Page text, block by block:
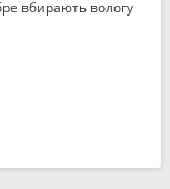
вбирають вологу